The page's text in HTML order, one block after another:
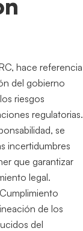
hace referencia
del gobierno
riesgos
regulatorias.
se
incertidumbres
que garantizar
legal.
de los
del